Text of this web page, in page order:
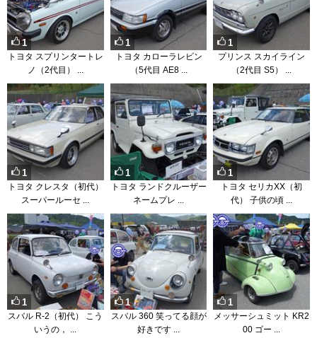
1
トヨタ スプリンタートレ
ノ（2代目） ...
1
トヨタ カローラレビン
（5代目 AE8 ...
1
プリンス スカイライン
（2代目 S5） ...
1
トヨタ クレスタ（初代）
スーパールーセ ...
1
トヨタ ランドクルーザー
ネームプレ ...
1
トヨタ セリカXX（初
代） 子供の頃 ...
1
スバル R-2（初代） こう
いうの， ...
1
スバル 360 笑ってる顔が
好きです ...
1
メッサーシュミット KR2
00 ゴー ...